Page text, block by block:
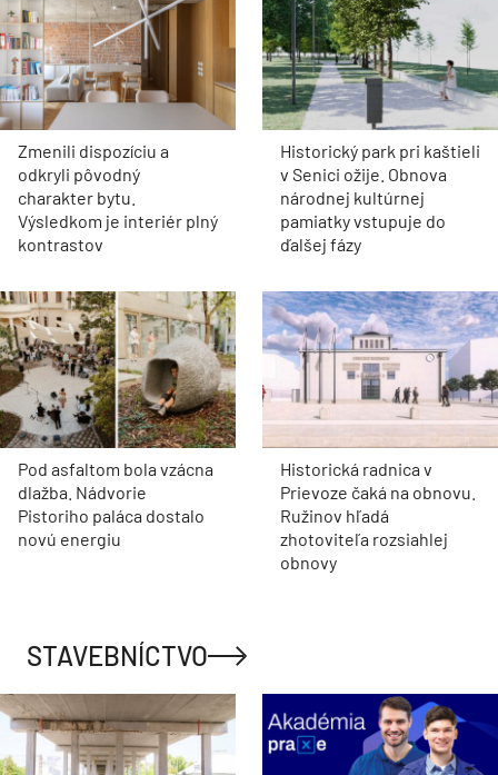
Zmenili dispozíciu a
odkryli pôvodný
charakter bytu.
Výsledkom je interiér plný
kontrastov
Historický park pri kaštieli
v Senici ožije. Obnova
národnej kultúrnej
pamiatky vstupuje do
ďalšej fázy
Pod asfaltom bola vzácna
dlažba. Nádvorie
Pistoriho paláca dostalo
novú energiu
Historická radnica v
Prievoze čaká na obnovu.
Ružinov hľadá
zhotoviteľa rozsiahlej
obnovy
STAVEBNÍCTVO